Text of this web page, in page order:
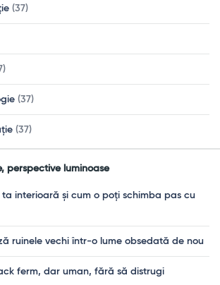
(37)
(37)
(37)
perspective luminoase
interioară și cum o poți schimba pas cu
ruinele vechi într-o lume obsedată de nou
ferm, dar uman, fără să distrugi